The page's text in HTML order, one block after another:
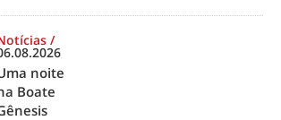
/
noite
Boate